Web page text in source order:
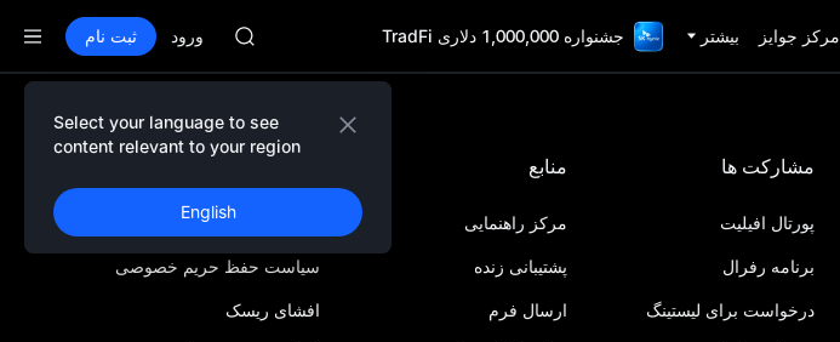
مرکز جوایز بیشتر جشنواره 1,000,000 دلاری TradFi
HEI
CAP
فیوچرز یونیتری هم‌اکنون فعال
BLESS
HEI
CAP
UNITREE
فیوچرز یونیتری هم‌اکنون فعال
ورود ثبت نام
Select your language to see
content relevant to your region
English
مشارکت ها
پورتال افیلیت
برنامه رفرال
درخواست برای لیستینگ
منابع
مرکز راهنمایی
پشتیبانی زنده
ارسال فرم
توافقنامه کاربر
سیاست حفظ حریم خصوصی
افشای ریسک